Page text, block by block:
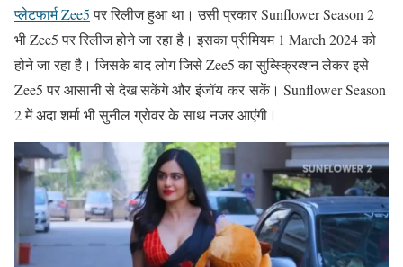
प्लेटफार्म Zee5पर रिलीज हुआ था। उसी प्रकार Sunflower Season 2
भी Zee5 पर रिलीज होने जा रहा है। इसका प्रीमियम 1 March 2024 को
होने जा रहा है। जिसके बाद लोग जिसे Zee5 का सुब्स्क्रिब्शन लेकर इसे
Zee5 पर आसानी से देख सकेंगे और इंजॉय कर सकें। Sunflower Season
2 में अदा शर्मा भी सुनील ग्रोवर के साथ नजर आएंगी।